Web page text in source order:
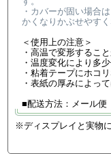
・カバーが固い場合
かくなりかぶせやすく
＜使用上の注意＞
・高温で変形するこ
・温度変化により多
・粘着テープにホコ
・表紙の厚みによっ
■配送方法：メール便
※ディスプレイと実物